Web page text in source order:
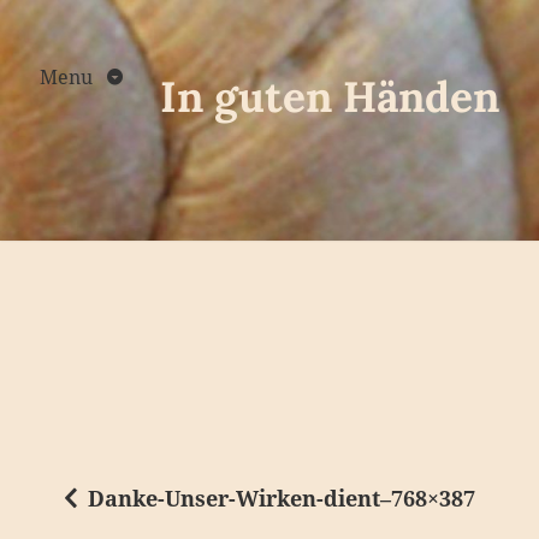
Skip
to
contentMenu In guten Händen
Danke-Unser-Wirken-dient–768×387